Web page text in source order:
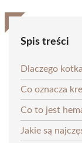
Spis treści
Dlaczego
Co oznacza
Co to jest
Jakie są